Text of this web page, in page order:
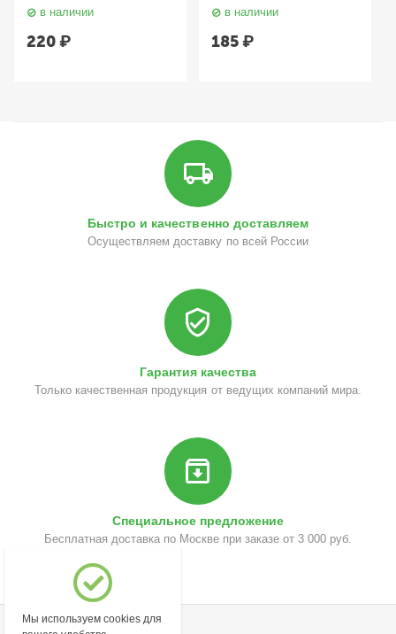
в наличии
220₽
в наличии
185₽
Быстро и качественно доставляем
Осуществляем доставку по всей России
Гарантия качества
Только качественная продукция от ведущих компаний мира.
Специальное предложение
Бесплатная доставка по Москве при заказе от 3 000 руб.
Мы используем cookies для